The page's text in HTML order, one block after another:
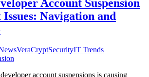
Account Suspension
Navigation and
VeraCryptSecurityIT Trends
account suspensions is causing